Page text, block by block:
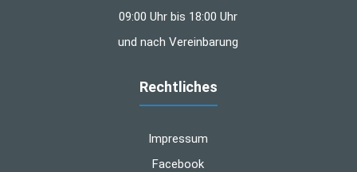
09:00 Uhr bis 18:00 Uhr
und nach Vereinbarung
Rechtliches
Impressum
Facebook